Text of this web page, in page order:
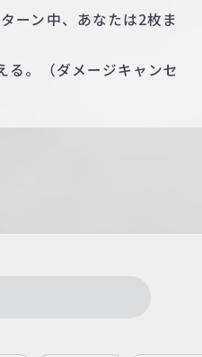
ーン中、あなたは2枚ま
る。（ダメージキャンセ